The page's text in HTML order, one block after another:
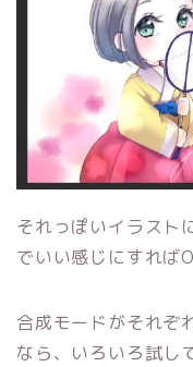
それっぽいイラスト
でいい感じにすれば
合成モードがそれぞ
なら、いろいろ試し